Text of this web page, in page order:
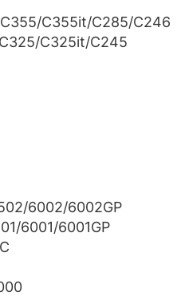
C355it/C285/C246
C325it/C245
6002/6002GP
6001/6001GP